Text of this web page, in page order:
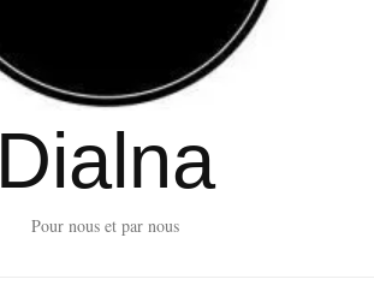
Dialna
Pour nous et par nous